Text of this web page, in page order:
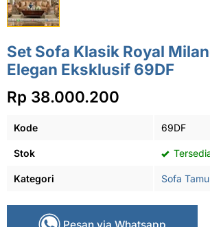
Set Sofa Klasik Royal
Elegan Eksklusif 69DF
Rp 38.000.200
Kode 69DF
Stok
Kategori Sofa